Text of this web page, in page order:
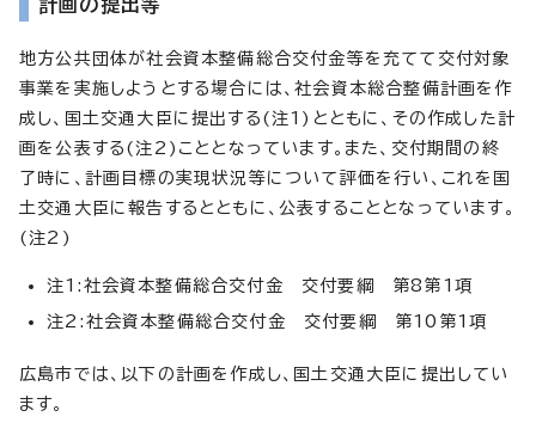
計画の提出等
地方公共団体が社会資本整備総合交付金等を充てて交付対象
事業を実施しようとする場合には、社会資本総合整備計画を作
成し、国土交通大臣に提出する(注1)とともに、その作成した計
画を公表する(注2)こととなっています。また、交付期間の終
了時に、計画目標の実現状況等について評価を行い、これを国
土交通大臣に報告するとともに、公表することとなっています。
(注2)
注1:社会資本整備総合交付金 交付要綱 第8第1項
注2:社会資本整備総合交付金 交付要綱 第10第1項
広島市では、以下の計画を作成し、国土交通大臣に提出してい
ます。